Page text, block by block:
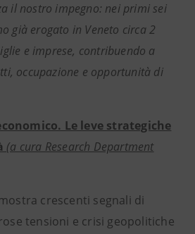
il nostro impegno: nei primi sei
già erogato in Veneto circa 2
e imprese, contribuendo a
occupazione e opportunità di
Le leve strategiche
(a cura Research Department
crescenti segnali di
tensioni e crisi geopolitiche